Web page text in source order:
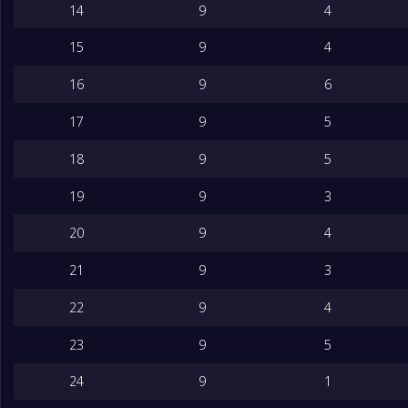
14 9 4
15 9 4
16 9 6
17 9 5
18 9 5
19 9 3
20 9 4
21 9 3
22 9 4
23 9 5
24 9 1